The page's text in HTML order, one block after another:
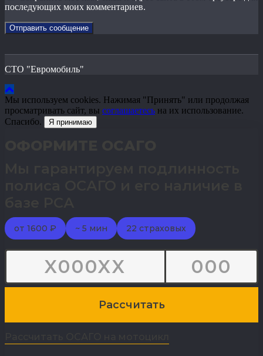
последующих моих комментариев.
СТО "Евромобиль"
Мы используем cookies. Нажимая "Принять" или продолжая
просматривать сайт, вы соглашаетесь на их использование.
Спасибо.
Я принимаю